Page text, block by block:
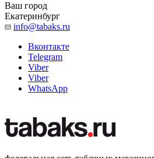
Ваш город
Екатеринбург
info@tabaks.ru
Вконтакте
Telegram
Viber
Viber
WhatsApp